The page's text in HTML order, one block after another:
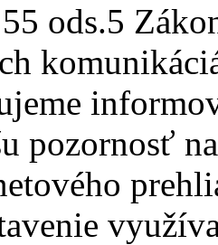
ods.5
pozornosť